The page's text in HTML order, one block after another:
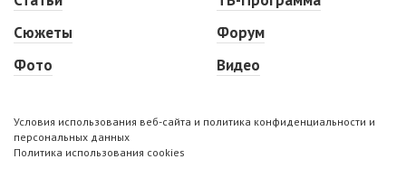
Сюжеты
Фото
Форум
Видео
Условия использования веб-сайта и политика конфиденциальности и
персональных данных
Политика использования cookies